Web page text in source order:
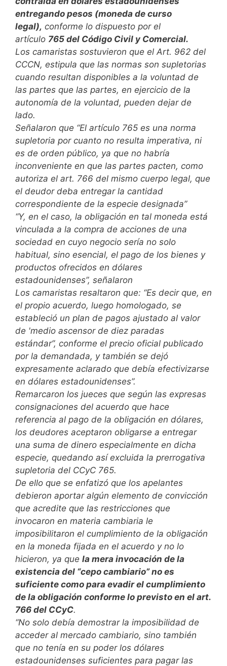
entregando pesos (moneda de curso
legal), conforme lo dispuesto por el
artículo 765 del Código Civil y Comercial.
Los camaristas sostuvieron que el Art. 962 del
CCCN, estipula que las normas son supletorias
cuando resultan disponibles a la voluntad de
las partes que las partes, en ejercicio de la
autonomía de la voluntad, pueden dejar de
lado.
Señalaron que “El artículo 765 es una norma
supletoria por cuanto no resulta imperativa, ni
es de orden público, ya que no habría
inconveniente en que las partes pacten, como
autoriza el art. 766 del mismo cuerpo legal, que
el deudor deba entregar la cantidad
correspondiente de la especie designada”
“Y, en el caso, la obligación en tal moneda está
vinculada a la compra de acciones de una
sociedad en cuyo negocio sería no solo
habitual, sino esencial, el pago de los bienes y
productos ofrecidos en dólares
estadounidenses”, señalaron
Los camaristas resaltaron que: “Es decir que, en
el propio acuerdo, luego homologado, se
estableció un plan de pagos ajustado al valor
de 'medio ascensor de diez paradas
estándar”, conforme el precio oficial publicado
por la demandada, y también se dejó
expresamente aclarado que debía efectivizarse
en dólares estadounidenses”.
Remarcaron los jueces que según las expresas
consignaciones del acuerdo que hace
referencia al pago de la obligación en dólares,
los deudores aceptaron obligarse a entregar
una suma de dinero especialmente en dicha
especie, quedando así excluida la prerrogativa
supletoria del CCyC 765.
De ello que se enfatizó que los apelantes
debieron aportar algún elemento de convicción
que acredite que las restricciones que
invocaron en materia cambiaria le
imposibilitaron el cumplimiento de la obligación
en la moneda fijada en el acuerdo y no lo
hicieron, ya que la mera invocación de la
existencia del “cepo cambiario” no es
suficiente como para evadir el cumplimiento
de la obligación conforme lo previsto en el art.
766 del CCyC.
“No solo debía demostrar la imposibilidad de
acceder al mercado cambiario, sino también
que no tenía en su poder los dólares
estadounidenses suficientes para pagar las